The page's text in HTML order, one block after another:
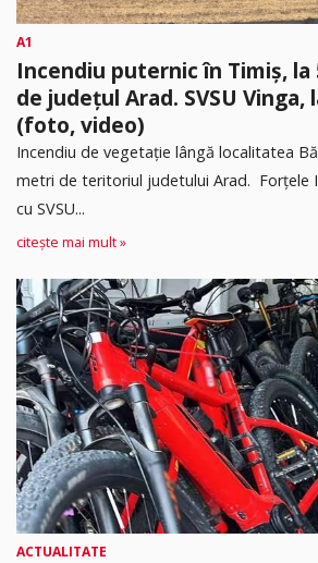
A1
Incendiu puternic în Timiș,
de județul Arad. SVSU
(foto, video)
Incendiu de vegetație lângă localitatea
metri de teritoriul judetului Arad. Forțele
cu SVSU...
citește mai mult »
ACTUALITATE